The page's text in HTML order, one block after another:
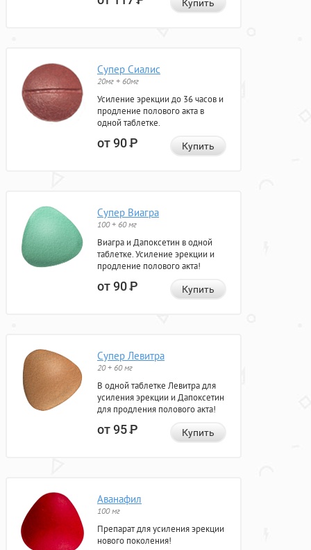
Купить
Супер Сиалис
20мг + 60мг
Усиление эрекции до 36 часов и
продление полового акта в
одной таблетке.
от 90Р Купить
Супер Виагра
100 + 60 мг
Виагра и Дапоксетин в одной
таблетке. Усиление эрекции и
продление полового акта!
от 90Р Купить
Супер Левитра
20 + 60 мг
В одной таблетке Левитра для
усиления эрекции и Дапоксетин
для продления полового акта!
от 95Р Купить
Аванафил
100 мг
Препарат для усиления эрекции
нового поколения!